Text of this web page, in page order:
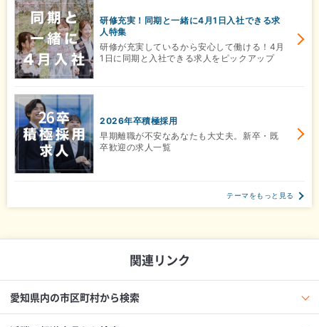
研修充実！同期と一緒に4月1日入社できる求
人特集
研修が充実しているから安心して働ける！4月
1日に同期と入社できる求人をピックアップ
2026年卒積極採用
早期離職が不安なあなたも大丈夫。新卒・既
卒歓迎の求人一覧
テーマをもっと見る
関連リンク
愛知県内の市区町村から検索